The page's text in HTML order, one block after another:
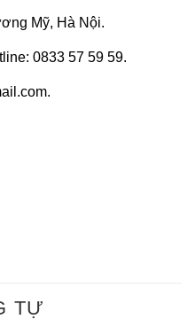
Mỹ, Hà Nội.
0833 57 59 59.
TỰ